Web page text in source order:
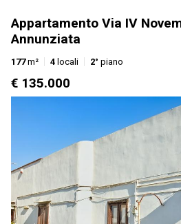
Appartamento Via IV
Annunziata
177m² 4 locali 2° piano
€ 135.000